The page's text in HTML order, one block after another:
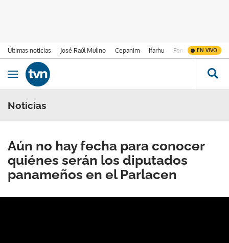
Últimas noticias José Raúl Mulino Cepanim Ifarhu Fenómeno de El
EN VIVO
Ir al contenido
Obrir navegació
Noticias
Aún no hay fecha para conocer
quiénes serán los diputados
panameños en el Parlacen